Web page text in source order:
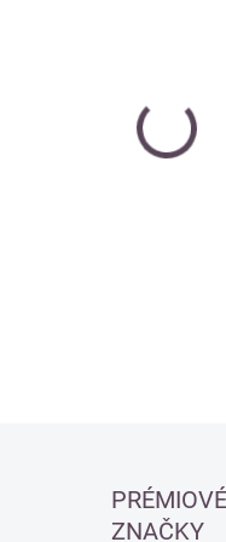
PRÉMIOVÉ
ZNAČKY